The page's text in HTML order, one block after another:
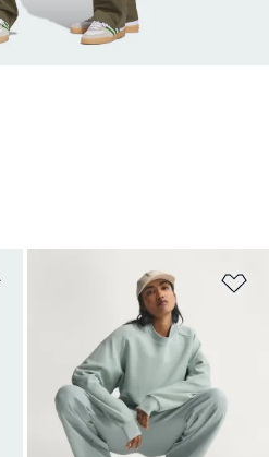
Añadir a la lista de deseos